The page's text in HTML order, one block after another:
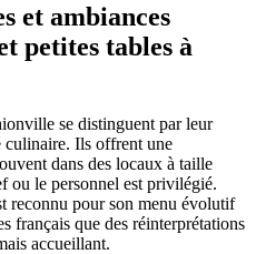
et ambiances
petites tables à
se distinguent par leur
culinaire. Ils offrent une
dans des locaux à taille
ou le personnel est privilégié.
reconnu pour son menu évolutif
français que des réinterprétations
accueillant.